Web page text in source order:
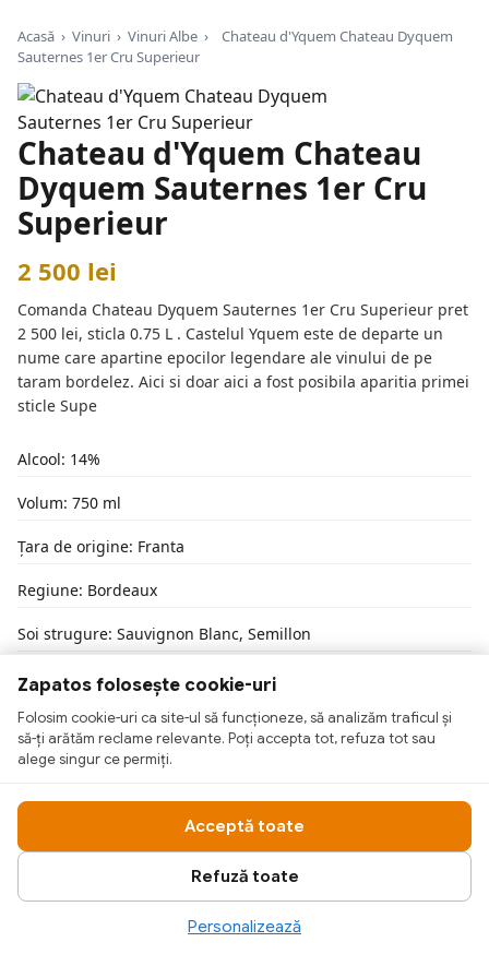
Acasă › Vinuri › Vinuri Albe ›
Chateau d'Yquem Chateau Dyquem
Sauternes 1er Cru Superieur
Chateau d'Yquem Chateau
Dyquem Sauternes 1er Cru
Superieur
2 500 lei
Comanda Chateau Dyquem Sauternes 1er Cru Superieur pret
2 500 lei, sticla 0.75 L . Castelul Yquem este de departe un
nume care apartine epocilor legendare ale vinului de pe
taram bordelez. Aici si doar aici a fost posibila aparitia primei
sticle Supe
Alcool: 14%
Volum: 750 ml
Țara de origine: Franta
Regiune: Bordeaux
Soi strugure: Sauvignon Blanc, Semillon
Tip: Sec
Zapatos folosește cookie-uri
Folosim cookie-uri ca site-ul să funcționeze, să analizăm traficul și
să-ți arătăm reclame relevante. Poți accepta tot, refuza tot sau
alege singur ce permiți.
Acceptă toate
Refuză toate
Personalizează